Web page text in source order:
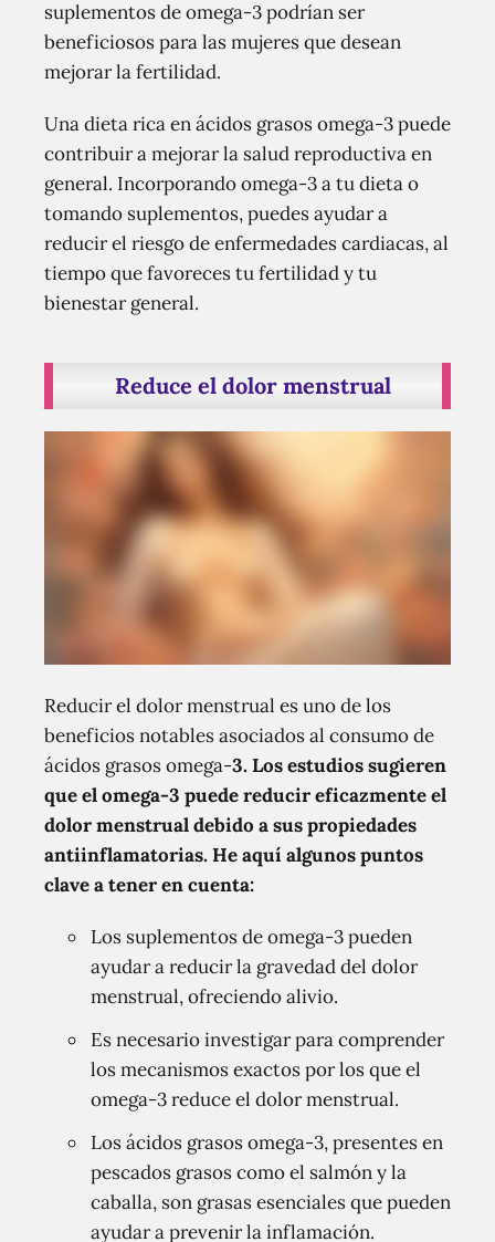
suplementos de omega-3 podrían ser
beneficiosos para las mujeres que desean
mejorar la fertilidad.
Una dieta rica en ácidos grasos omega-3 puede
contribuir a mejorar la salud reproductiva en
general. Incorporando omega-3 a tu dieta o
tomando suplementos, puedes ayudar a
reducir el riesgo de enfermedades cardiacas, al
tiempo que favoreces tu fertilidad y tu
bienestar general.
Reduce el dolor menstrual
Reducir el dolor menstrual es uno de los
beneficios notables asociados al consumo de
ácidos grasos omega-3. Los estudios sugieren
que el omega-3 puede reducir eficazmente el
dolor menstrual debido a sus propiedades
antiinflamatorias. He aquí algunos puntos
clave a tener en cuenta:
Los suplementos de omega-3 pueden
ayudar a reducir la gravedad del dolor
menstrual, ofreciendo alivio.
Es necesario investigar para comprender
los mecanismos exactos por los que el
omega-3 reduce el dolor menstrual.
Los ácidos grasos omega-3, presentes en
pescados grasos como el salmón y la
caballa, son grasas esenciales que pueden
ayudar a prevenir la inflamación.